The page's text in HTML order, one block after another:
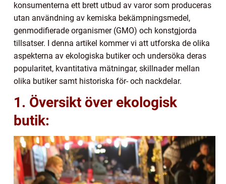
konsumenterna ett brett utbud av varor som produceras
utan användning av kemiska bekämpningsmedel,
genmodifierade organismer (GMO) och konstgjorda
tillsatser. I denna artikel kommer vi att utforska de olika
aspekterna av ekologiska butiker och undersöka deras
popularitet, kvantitativa mätningar, skillnader mellan
olika butiker samt historiska för- och nackdelar.
1. Översikt över ekologisk
butik: